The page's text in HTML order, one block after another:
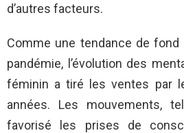
d’autres facteurs.
Comme une tendance de fond
pandémie, l’évolution des
féminin a tiré les ventes par
années. Les mouvements,
favorisé les prises de